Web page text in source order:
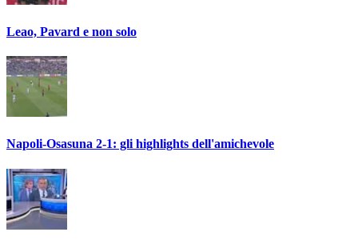
Leao, Pavard e non solo
Napoli-Osasuna 2-1: gli highlights dell'amichevole